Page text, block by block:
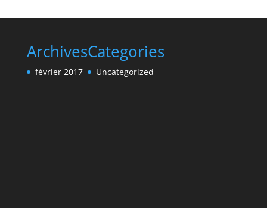
Archives
février 2017
Categories
Uncategorized